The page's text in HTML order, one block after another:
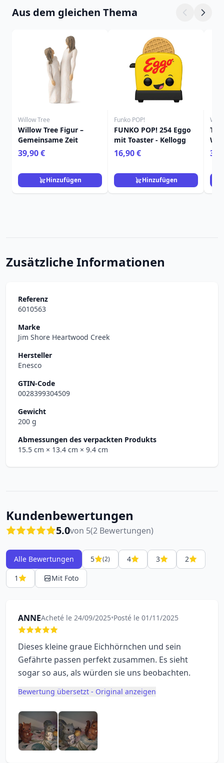
Aus dem gleichen Thema
Willow Tree
Willow Tree Figur –
Gemeinsame Zeit
39,90 €
Hinzufügen
Funko POP!
FUNKO POP! 254 Eggo
mit Toaster - Kellogg
16,90 €
Hinzufügen
Zusätzliche Informationen
Referenz
6010563
Marke
Jim Shore Heartwood Creek
Hersteller
Enesco
GTIN-Code
0028399304509
Gewicht
200 g
Abmessungen des verpackten Produkts
15.5 cm × 13.4 cm × 9.4 cm
Kundenbewertungen
5.0von 5(2 Bewertungen)
Alle Bewertungen 5 (2) 4 3
2
1
Mit Foto
ANNEAcheté le 24/09/2025•Posté le 01/11/2025
Dieses kleine graue Eichhörnchen und sein
Gefährte passen perfekt zusammen. Es sieht
sogar so aus, als würden sie uns beobachten.
Bewertung übersetzt - Original anzeigen